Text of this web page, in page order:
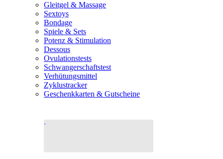
Gleitgel & Massage
Sextoys
Bondage
Spiele & Sets
Potenz & Stimulation
Dessous
Ovulationstests
Schwangerschaftstest
Verhütungsmittel
Zyklustracker
Geschenkkarten & Gutscheine